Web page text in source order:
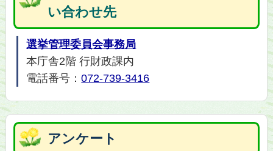
い合わせ先
選挙管理委員会事務局
本庁舎2階 行財政課内
電話番号：072-739-3416
アンケート